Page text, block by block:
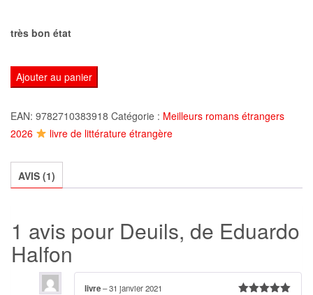
très bon état
quantité
de
Deuils,
Halfon
Ajouter au panier
EAN: 9782710383918 Catégorie : Meilleurs romans étrangers
2026
livre de littérature étrangère
AVIS (1)
1 avis pour Deuils, de Eduardo
Halfon
livre–31 janvier 2021